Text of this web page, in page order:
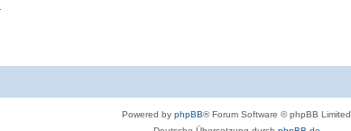
Powered by phpBB® Forum Software © phpBB Limited